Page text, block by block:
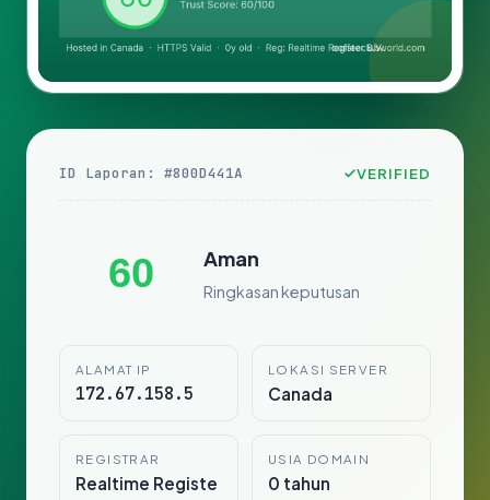
ID Laporan: #800D441A VERIFIED
60 Aman
Ringkasan keputusan
ALAMAT IP
172.67.158.5
LOKASI SERVER
Canada
REGISTRAR
Realtime Registe
USIA DOMAIN
0 tahun